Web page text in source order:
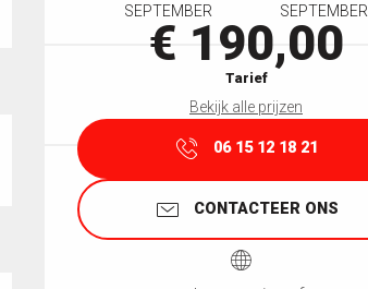
SEPTEMBER SEPTEMBER
€ 190,00
Tarief
Bekijk alle prijzen
06 15 12 18 21
CONTACTEER ONS